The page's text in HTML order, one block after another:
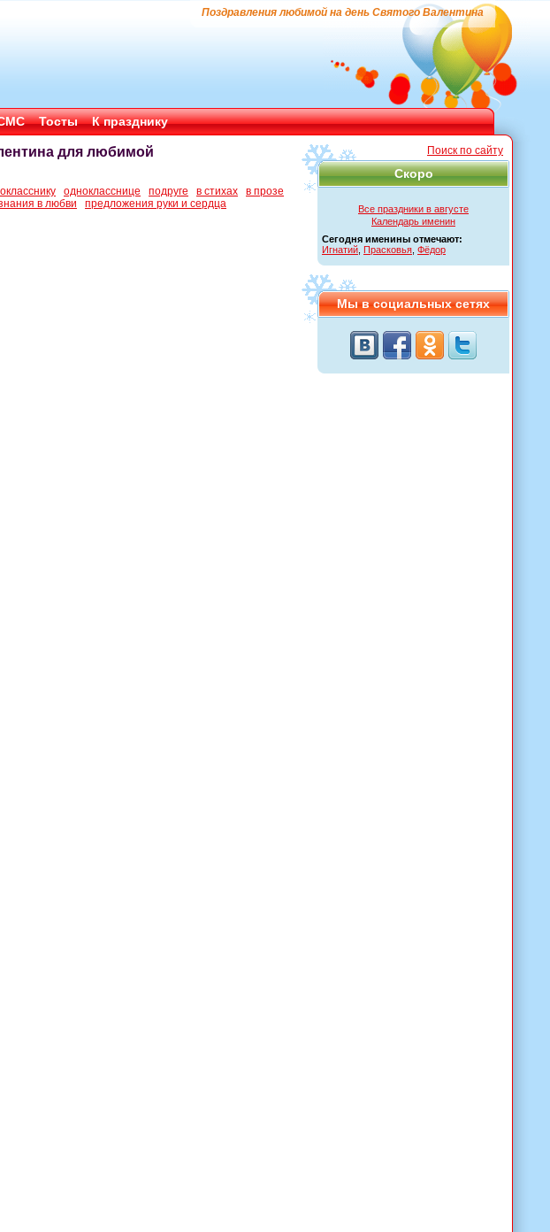
Поздравления любимой на день Святого Валентина
Тосты К празднику
Поиск по сайту
Скоро
Все праздники в августе
Календарь именин
Сегодня именины отмечают:
Игнатий Прасковья Фёдор
Мы в социальных сетях
для любимой
однокласснице подруге в стихах
в прозе
в любви предложения руки и сердца